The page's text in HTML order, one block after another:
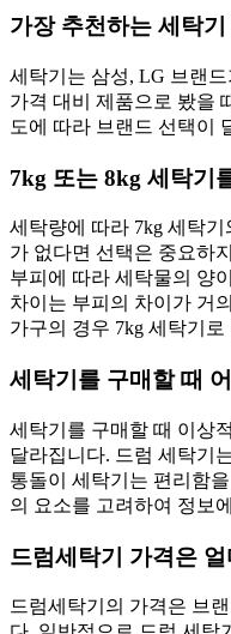
가장 추천하는 세탁
세탁기는 삼성, LG 브랜
가격 대비 제품으로 봤을
도에 따라 브랜드 선택이
7kg 또는 8kg 세탁기
세탁량에 따라 7kg 세탁기
가 없다면 선택은 중요하
부피에 따라 세탁물의 양
차이는 부피의 차이가 거
가구의 경우 7kg 세탁기
세탁기를 구매할 때
세탁기를 구매할 때 이상
달라집니다. 드럼 세탁기
통돌이 세탁기는 편리함
의 요소를 고려하여 정보
드럼세탁기 가격은
드럼세탁기의 가격은 브